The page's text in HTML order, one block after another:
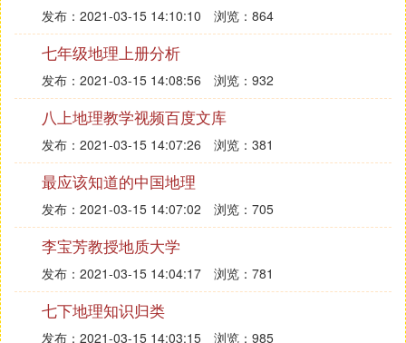
发布：2021-03-15 14:10:10 浏览：864
七年级地理上册分析
发布：2021-03-15 14:08:56 浏览：932
八上地理教学视频百度文库
发布：2021-03-15 14:07:26 浏览：381
最应该知道的中国地理
发布：2021-03-15 14:07:02 浏览：705
李宝芳教授地质大学
发布：2021-03-15 14:04:17 浏览：781
七下地理知识归类
发布：2021-03-15 14:03:15 浏览：985